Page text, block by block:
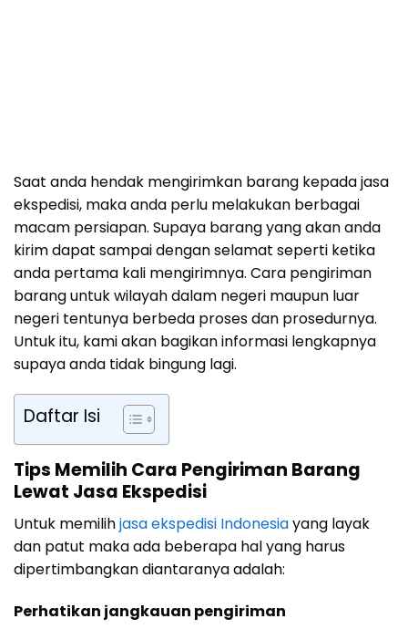
Saat anda hendak mengirimkan barang kepada jasa
ekspedisi, maka anda perlu melakukan berbagai
macam persiapan. Supaya barang yang akan anda
kirim dapat sampai dengan selamat seperti ketika
anda pertama kali mengirimnya. Cara pengiriman
barang untuk wilayah dalam negeri maupun luar
negeri tentunya berbeda proses dan prosedurnya.
Untuk itu, kami akan bagikan informasi lengkapnya
supaya anda tidak bingung lagi.
Daftar Isi
Tips Memilih Cara Pengiriman Barang
Lewat Jasa Ekspedisi
Untuk memilihjasa ekspedisi Indonesiayang layak
dan patut maka ada beberapa hal yang harus
dipertimbangkan diantaranya adalah:
Perhatikan jangkauan pengiriman